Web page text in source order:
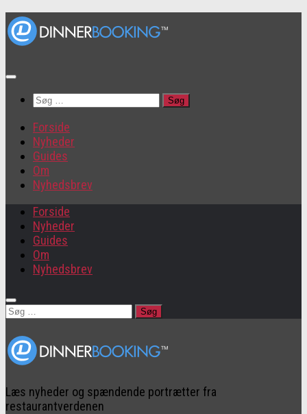
Søg
Forside
Nyheder
Guides
Om
Nyhedsbrev
Forside
Nyheder
Guides
Om
Nyhedsbrev
Søg
Læs nyheder og spændende portrætter fra
restaurantverdenen